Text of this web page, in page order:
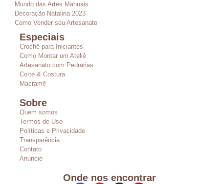
Mundo das Artes Manuais
Decoração Natalina 2023
Como Vender seu Artesanato
Especiais
Crochê para Iniciantes
Como Montar um Ateliê
Artesanato com Pedrarias
Corte & Costura
Macramê
Sobre
Quem somos
Termos de Uso
Políticas e Privacidade
Transparência
Contato
Anuncie
Onde nos encontrar